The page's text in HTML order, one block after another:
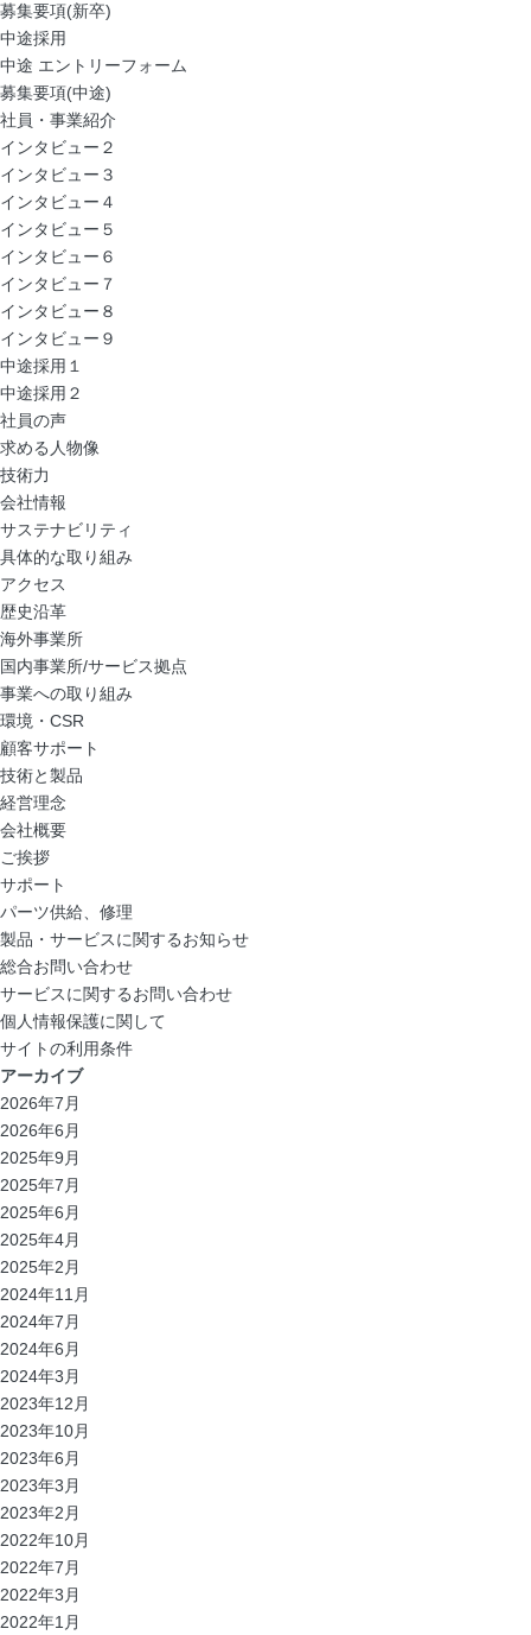
募集要項(新卒)
中途採用
中途 エントリーフォーム
募集要項(中途)
社員・事業紹介
インタビュー２
インタビュー３
インタビュー４
インタビュー５
インタビュー６
インタビュー７
インタビュー８
インタビュー９
中途採用１
中途採用２
社員の声
求める人物像
技術力
会社情報
サステナビリティ
具体的な取り組み
アクセス
歴史沿革
海外事業所
国内事業所/サービス拠点
事業への取り組み
環境・CSR
顧客サポート
技術と製品
経営理念
会社概要
ご挨拶
サポート
パーツ供給、修理
製品・サービスに関するお知らせ
総合お問い合わせ
サービスに関するお問い合わせ
個人情報保護に関して
サイトの利用条件
アーカイブ
2026年7月
2026年6月
2025年9月
2025年7月
2025年6月
2025年4月
2025年2月
2024年11月
2024年7月
2024年6月
2024年3月
2023年12月
2023年10月
2023年6月
2023年3月
2023年2月
2022年10月
2022年7月
2022年3月
2022年1月